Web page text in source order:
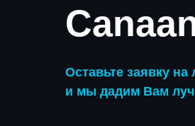
Оставьте заявку
и мы дадим Вам